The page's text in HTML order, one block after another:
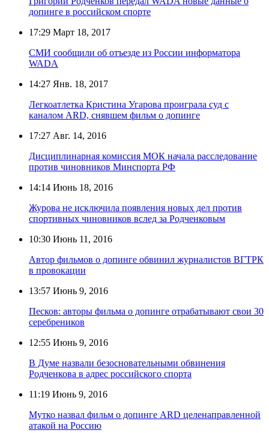
допинге в российском спорте
17:29 Март 18, 2017
СМИ сообщили об отъезде из России информатора
WADA
14:27 Янв. 18, 2017
Легкоатлетка Кристина Угарова проиграла суд с
каналом ARD, снявшем фильм о допинге
17:27 Авг. 14, 2016
Дисциплинарная комиссия МОК начала расследование
против чиновников Минспорта РФ
14:14 Июнь 18, 2016
Журова не исключила появления новых дел против
спортивных чиновников вслед за Родченковым
10:30 Июнь 11, 2016
Автор фильмов о допинге обвинил журналистов ВГТРК
в провокации
13:57 Июнь 9, 2016
Песков: авторы фильма о допинге отрабатывают свои 30
серебреников
12:55 Июнь 9, 2016
В Думе назвали безосновательными обвинения
Родченкова в адрес российского спорта
11:19 Июнь 9, 2016
Мутко назвал фильм о допинге ARD целенаправленной
атакой на Россию